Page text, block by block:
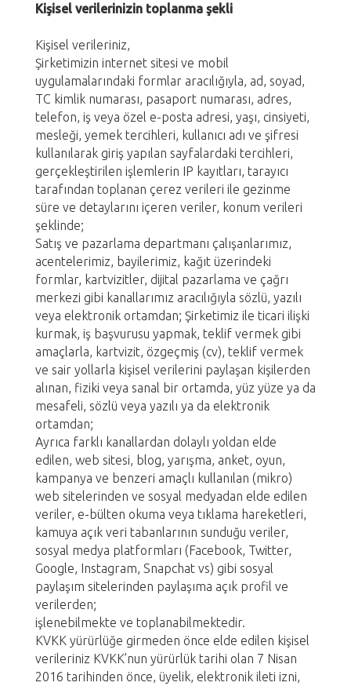
Kişisel verilerinizin toplanma şekli
Kişisel verileriniz,
Şirketimizin internet sitesi ve mobil
uygulamalarındaki formlar aracılığıyla, ad, soyad,
TC kimlik numarası, pasaport numarası, adres,
telefon, iş veya özel e-posta adresi, yaşı, cinsiyeti,
mesleği, yemek tercihleri, kullanıcı adı ve şifresi
kullanılarak giriş yapılan sayfalardaki tercihleri,
gerçekleştirilen işlemlerin IP kayıtları, tarayıcı
tarafından toplanan çerez verileri ile gezinme
süre ve detaylarını içeren veriler, konum verileri
şeklinde;
Satış ve pazarlama departmanı çalışanlarımız,
acentelerimiz, bayilerimiz, kağıt üzerindeki
formlar, kartvizitler, dijital pazarlama ve çağrı
merkezi gibi kanallarımız aracılığıyla sözlü, yazılı
veya elektronik ortamdan; Şirketimiz ile ticari ilişki
kurmak, iş başvurusu yapmak, teklif vermek gibi
amaçlarla, kartvizit, özgeçmiş (cv), teklif vermek
ve sair yollarla kişisel verilerini paylaşan kişilerden
alınan, fiziki veya sanal bir ortamda, yüz yüze ya da
mesafeli, sözlü veya yazılı ya da elektronik
ortamdan;
Ayrıca farklı kanallardan dolaylı yoldan elde
edilen, web sitesi, blog, yarışma, anket, oyun,
kampanya ve benzeri amaçlı kullanılan (mikro)
web sitelerinden ve sosyal medyadan elde edilen
veriler, e-bülten okuma veya tıklama hareketleri,
kamuya açık veri tabanlarının sunduğu veriler,
sosyal medya platformları (Facebook, Twitter,
Google, Instagram, Snapchat vs) gibi sosyal
paylaşım sitelerinden paylaşıma açık profil ve
verilerden;
işlenebilmekte ve toplanabilmektedir.
KVKK yürürlüğe girmeden önce elde edilen kişisel
verileriniz KVKK’nun yürürlük tarihi olan 7 Nisan
2016 tarihinden önce, üyelik, elektronik ileti izni,